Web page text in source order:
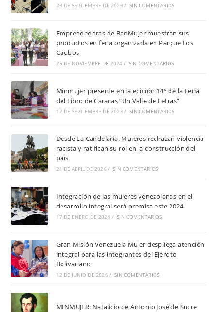
23 DE SEPTIEMBRE DE 2023 / SIN COMENTARIOS
Emprendedoras de BanMujer muestran sus
productos en feria organizada en Parque Los
Caobos
25 DE NOVIEMBRE DE 2024 / SIN COMENTARIOS
Minmujer presente en la edición 14° de la Feria
del Libro de Caracas “Un Valle de Letras”
12 DE SEPTIEMBRE DE 2023 / SIN COMENTARIOS
Desde La Candelaria: Mujeres rechazan violencia
racista y ratifican su rol en la construcción del
país
21 DE ABRIL DE 2026 / SIN COMENTARIOS
Integración de las mujeres venezolanas en el
desarrollo integral será premisa este 2024
17 DE ENERO DE 2024 / SIN COMENTARIOS
Gran Misión Venezuela Mujer despliega atención
integral para las integrantes del Ejército
Bolivariano
12 DE JUNIO DE 2026 / SIN COMENTARIOS
MINMUJER: Natalicio de Antonio José de Sucre